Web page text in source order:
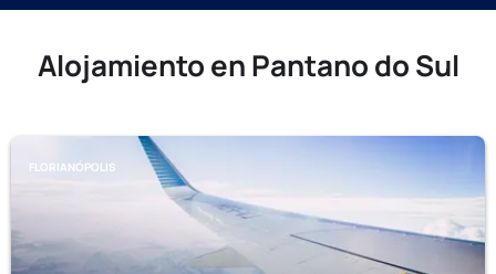
Alojamiento en Pantano do Sul
FLORIANÓPOLIS